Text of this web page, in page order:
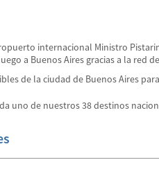
internacional Ministro
a Buenos Aires gracias a la
de la ciudad de Buenos Aires
uno de nuestros 38 destinos